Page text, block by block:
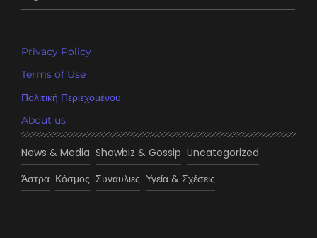
Privacy Policy
Terms of Use
Πολιτική Περιεχομένου
About us
News & Media Showbiz & Gossip Uncategorized
Άστρα Κόσμος Συναυλιες Υγεία & Σχέσεις